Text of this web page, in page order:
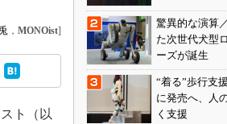
， MONOist]
ト（以
驚異的な演算
た次世代犬型
ーズが誕生
“着る”歩行支
に発売へ、人
く支援